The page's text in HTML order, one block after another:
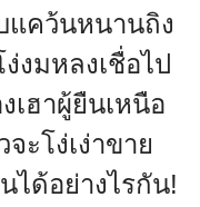
แคว้นหนานถิง
งมหลงเชื่อไป
เฮาผู้ยืนเหนือ
ะโง่เง่าขาย
ได้อย่างไรกัน!